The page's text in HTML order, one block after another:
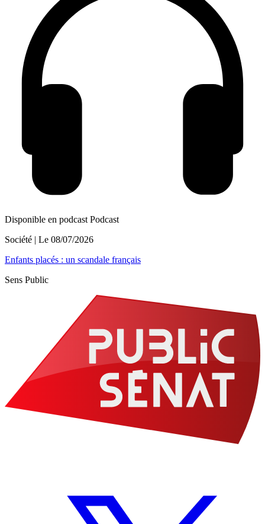
Disponible en podcast Podcast
Société | Le 08/07/2026
Enfants placés : un scandale français
Sens Public